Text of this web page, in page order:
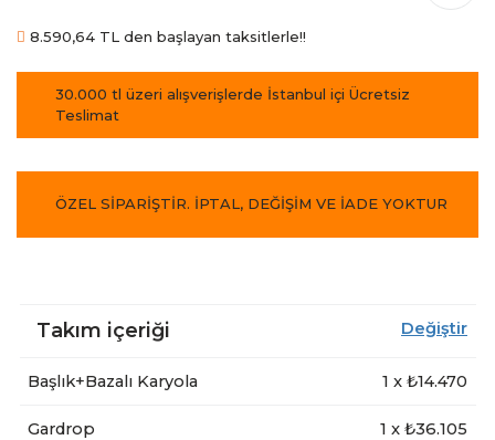
8.590,64 TL den başlayan taksitlerle!!
30.000 tl üzeri alışverişlerde İstanbul içi Ücretsiz
Teslimat
ÖZEL SİPARİŞTİR. İPTAL, DEĞİŞİM VE İADE YOKTUR
Takım içeriği Değiştir
Başlık+Bazalı Karyola 1 x ₺14.470
Gardrop 1 x ₺36.105